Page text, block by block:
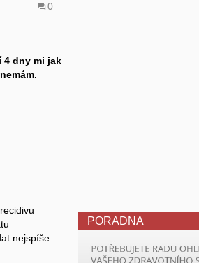
0
4 dny mi jak
–
nejspíše
PORADNA